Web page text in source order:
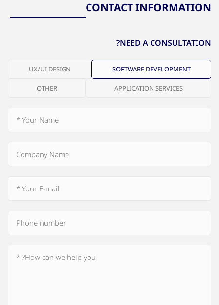
CONTACT INFORMATION
NEED A CONSULTATION?
SOFTWARE DEVELOPMENT
UX/UI DESIGN
APPLICATION SERVICES
OTHER